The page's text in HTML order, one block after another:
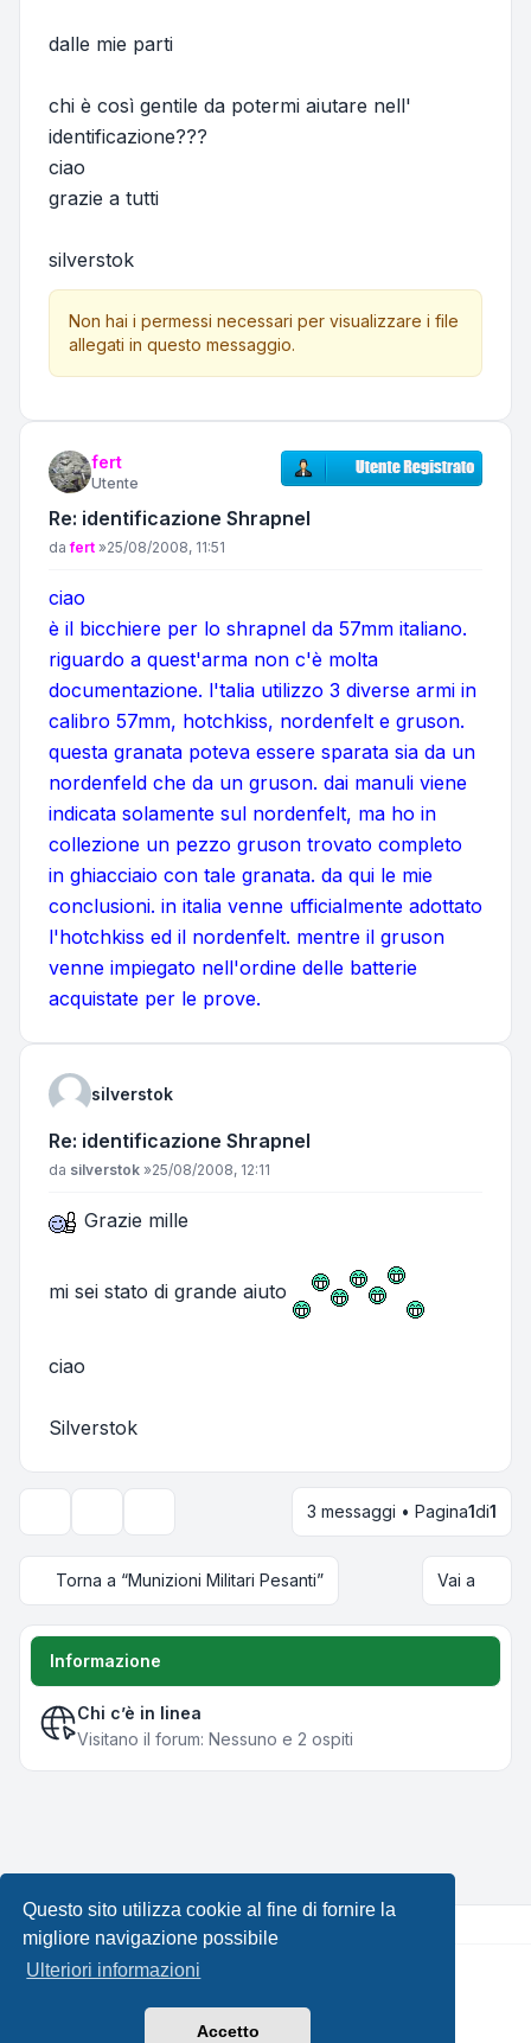
Questo sito utilizza cookie al fine di fornire la
migliore navigazione possibile
Ulteriori informazioni
Accetto
dalle mie parti
chi è così gentile da potermi aiutare nell'
identificazione???
ciao
grazie a tutti
silverstok
Non hai i permessi necessari per visualizzare i file
allegati in questo messaggio.
fert
Utente
Re: identificazione Shrapnel
Messaggio
dafert »25/08/2008, 11:51
ciao
è il bicchiere per lo shrapnel da 57mm italiano.
riguardo a quest'arma non c'è molta
documentazione. l'talia utilizzo 3 diverse armi in
calibro 57mm, hotchkiss, nordenfelt e gruson.
questa granata poteva essere sparata sia da un
nordenfeld che da un gruson. dai manuli viene
indicata solamente sul nordenfelt, ma ho in
collezione un pezzo gruson trovato completo
in ghiacciaio con tale granata. da qui le mie
conclusioni. in italia venne ufficialmente adottato
l'hotchkiss ed il nordenfelt. mentre il gruson
venne impiegato nell'ordine delle batterie
acquistate per le prove.
silverstok
Re: identificazione Shrapnel
Messaggio
da silverstok »25/08/2008, 12:11
Grazie mille
mi sei stato di grande aiuto
ciao
Silverstok
Opzioni di visualizzazione e ordinamento
3 messaggi • Pagina1di1
Torna a “Munizioni Militari Pesanti” Vai a
Informazione
Chi c’è in linea
Visitano il forum: Nessuno e 2 ospiti
Creato daphpBB® Forum Software © phpBB Limited •
Leenoz.com
phpBB-Italia.it